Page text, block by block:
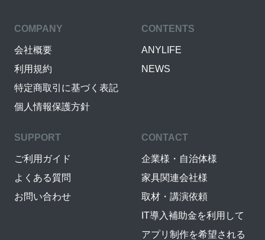
COMPANY
会社概要
利用規約
特定商取引に基づく表記
個人情報保護方針
CONTENTS
ANYLIFE
NEWS
SUPPORT
ご利用ガイド
よくある質問
お問い合わせ
CONTACT
企業様・自治体様
家具関連会社様
取材・講演依頼
IT導入補助金を利用して
アプリ制作を希望される